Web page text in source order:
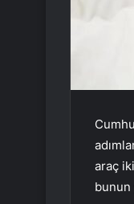
araç
bunun